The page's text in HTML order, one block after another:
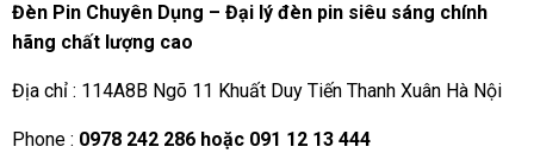
Đèn Pin Chuyên Dụng – Đại lý đèn pin siêu sáng chính
hãng chất lượng cao
Địa chỉ : 114A8B Ngõ 11 Khuất Duy Tiến Thanh Xuân Hà Nội
Phone : 0978 242 286 hoặc 091 12 13 444